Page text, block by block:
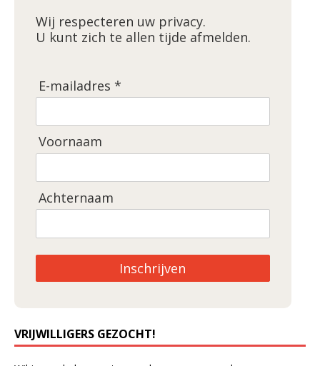
Wij respecteren uw privacy.
U kunt zich te allen tijde afmelden.
E-mailadres *
Voornaam
Achternaam
Inschrijven
VRIJWILLIGERS GEZOCHT!